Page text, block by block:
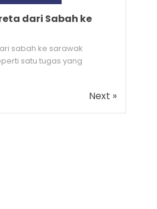
dari Sabah ke
sabah ke sarawak
satu tugas yang
Next »